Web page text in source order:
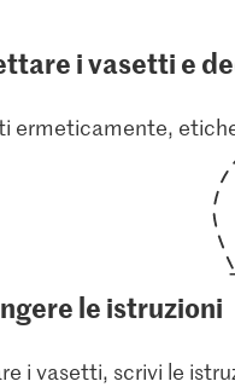
i vasetti e
ermeticamente,
le istruzioni
i vasetti, scrivi le